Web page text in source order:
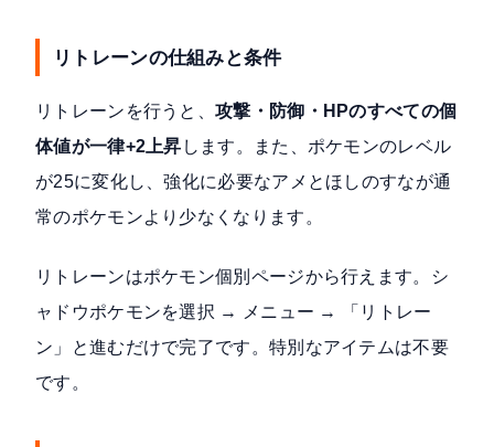
リトレーンの仕組みと条件
リトレーンを行うと、攻撃・防御・HPのすべての個
体値が一律+2上昇 します。また、ポケモンのレベル
が25に変化し、強化に必要なアメとほしのすなが通
常のポケモンより少なくなります。
リトレーンはポケモン個別ページから行えます。シ
ャドウポケモンを選択 → メニュー → 「リトレー
ン」と進むだけで完了です。特別なアイテムは不要
です。